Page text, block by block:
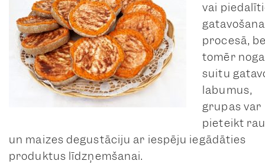
vai
procesā,
tomēr
suitu
labumus,
grupas var
pieteikt
un maizes degustāciju ar iespēju iegādāties
produktus līdzņemšanai.